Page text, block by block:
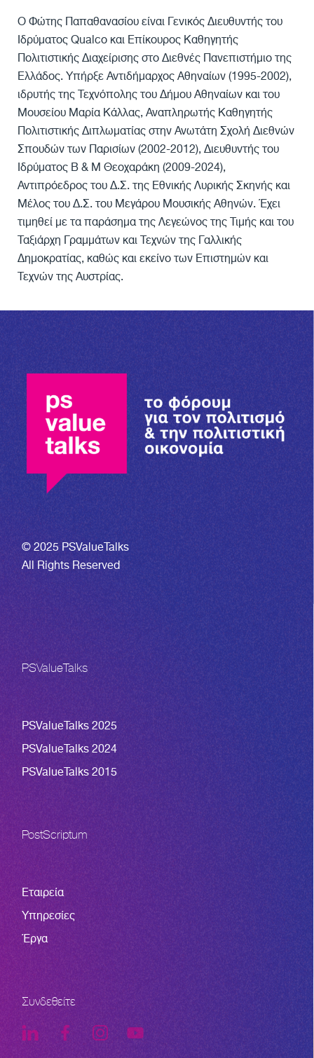
Ο Φώτης Παπαθανασίου είναι Γενικός Διευθυντής του
Ιδρύματος Qualco και Επίκουρος Καθηγητής
Πολιτιστικής Διαχείρισης στο Διεθνές Πανεπιστήμιο της
Ελλάδος. Υπήρξε Αντιδήμαρχος Αθηναίων (1995-2002),
ιδρυτής της Τεχνόπολης του Δήμου Αθηναίων και του
Μουσείου Μαρία Κάλλας, Αναπληρωτής Καθηγητής
Πολιτιστικής Διπλωματίας στην Ανωτάτη Σχολή Διεθνών
Σπουδών των Παρισίων (2002-2012), Διευθυντής του
Ιδρύματος Β & Μ Θεοχαράκη (2009-2024),
Αντιπρόεδρος του Δ.Σ. της Εθνικής Λυρικής Σκηνής και
Μέλος του Δ.Σ. του Μεγάρου Μουσικής Αθηνών. Έχει
τιμηθεί με τα παράσημα της Λεγεώνος της Τιμής και του
Ταξιάρχη Γραμμάτων και Τεχνών της Γαλλικής
Δημοκρατίας, καθώς και εκείνο των Επιστημών και
Τεχνών της Αυστρίας.
© 2025 PSValueTalks
All Rights Reserved
PSValueTalks
PSValueTalks 2025
PSValueTalks 2024
PSValueTalks 2015
PostScriptum
Εταιρεία
Υπηρεσίες
Έργα
Συνδεθείτε